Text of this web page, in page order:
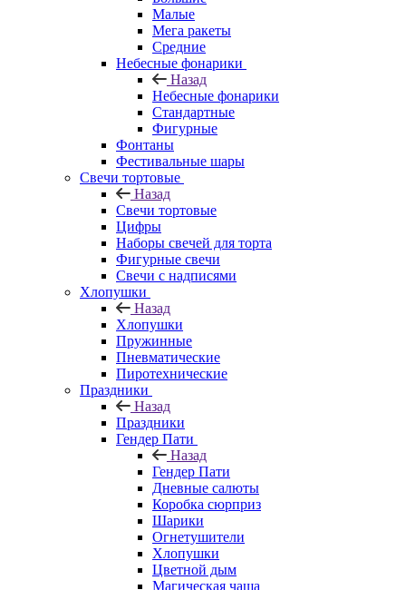
Малые
Мега ракеты
Средние
Небесные фонарики
Назад
Небесные фонарики
Стандартные
Фигурные
Фонтаны
Фестивальные шары
Свечи тортовые
Назад
Свечи тортовые
Цифры
Наборы свечей для торта
Фигурные свечи
Свечи с надписями
Хлопушки
Назад
Хлопушки
Пружинные
Пневматические
Пиротехнические
Праздники
Назад
Праздники
Гендер Пати
Назад
Гендер Пати
Дневные салюты
Коробка сюрприз
Шарики
Огнетушители
Хлопушки
Цветной дым
Магическая чаша